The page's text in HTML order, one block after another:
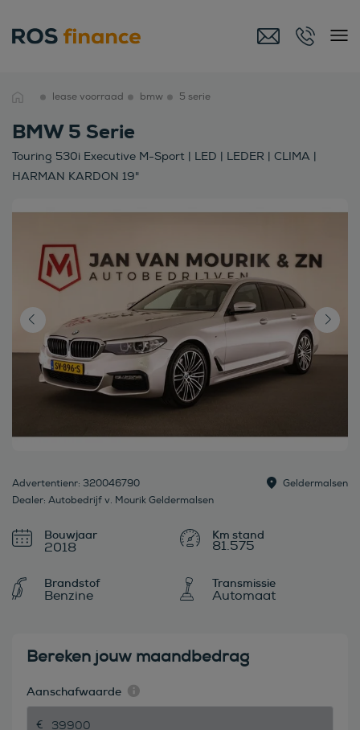
lease voorraad bmw 5 serie
BMW 5 Serie
Touring 530i Executive M-Sport | LED | LEDER | CLIMA |
HARMAN KARDON 19"
Advertentienr: 320046790
Dealer: Autobedrijf v. Mourik Geldermalsen
Geldermalsen
Bouwjaar
2018 81.575
Brandstof
Benzine
Transmissie
Automaat
Bereken jouw maandbedrag
Aanschafwaarde